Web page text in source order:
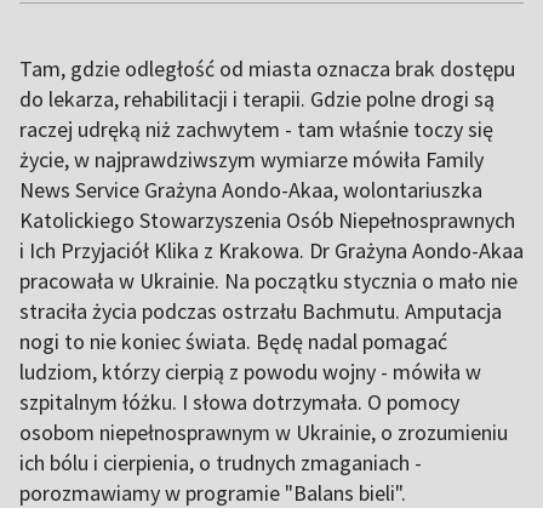
Tam, gdzie odległość od miasta oznacza brak dostępu
do lekarza, rehabilitacji i terapii. Gdzie polne drogi są
raczej udręką niż zachwytem - tam właśnie toczy się
życie, w najprawdziwszym wymiarze mówiła Family
News Service Grażyna Aondo-Akaa, wolontariuszka
Katolickiego Stowarzyszenia Osób Niepełnosprawnych
i Ich Przyjaciół Klika z Krakowa. Dr Grażyna Aondo-Akaa
pracowała w Ukrainie. Na początku stycznia o mało nie
straciła życia podczas ostrzału Bachmutu. Amputacja
nogi to nie koniec świata. Będę nadal pomagać
ludziom, którzy cierpią z powodu wojny - mówiła w
szpitalnym łóżku. I słowa dotrzymała. O pomocy
osobom niepełnosprawnym w Ukrainie, o zrozumieniu
ich bólu i cierpienia, o trudnych zmaganiach -
porozmawiamy w programie "Balans bieli".